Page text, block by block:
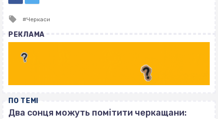
Tagged
Черкаси
РЕКЛАМА
ПО ТЕМІ
Два сонця можуть помітити черкащани: